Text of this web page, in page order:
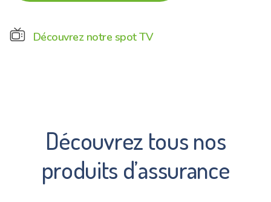
vintage_tv Découvrez notre spot TV
Découvrez tous nos
produits d’assurance